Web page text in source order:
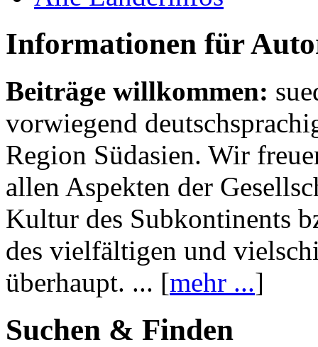
Informationen für
Beiträge willkommen:
vorwiegend
Region Südasien. Wir
allen Aspekten der
Kultur des Subkontinents
des vielfältigen und
überhaupt. ... [mehr ...]
Suchen & Finden